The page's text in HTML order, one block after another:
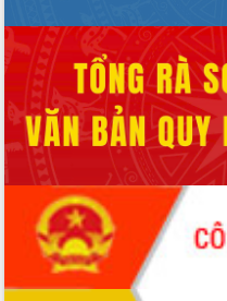
trong Khu kinh tế Nam Phú Yên
Hòn Yến phát triển du lịch gắn với bảo
tồn biển
Lấy ý kiến điều chỉnh Quy hoạch tỉnh
Đắk Lắk thời kỳ 2021-2030, tầm nhìn
đến năm 2050
Phát động chiến dịch 30 ngày đêm
giải phóng mặt bằng Tuyến đường bộ
ven biển
Đắk Lắk nỗ lực thúc đẩy tăng trưởng
kinh tế từ 10% trở lên trong Quý